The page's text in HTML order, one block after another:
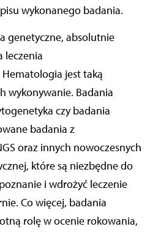
wykonanego badania.
genetyczne, absolutnie
leczenia
jest taką
wykonywanie. Badania
czy badania
badania z
oraz innych nowoczesnych
które są niezbędne do
i wdrożyć leczenie
Co więcej, badania
rolę w ocenie rokowania,